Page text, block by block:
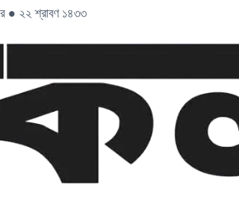
● ২২ শ্রাবণ ১৪৩৩